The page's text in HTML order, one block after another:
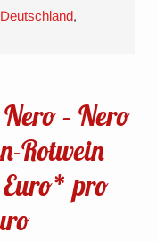
Deutschland,
– Nero
Rotwein
pro